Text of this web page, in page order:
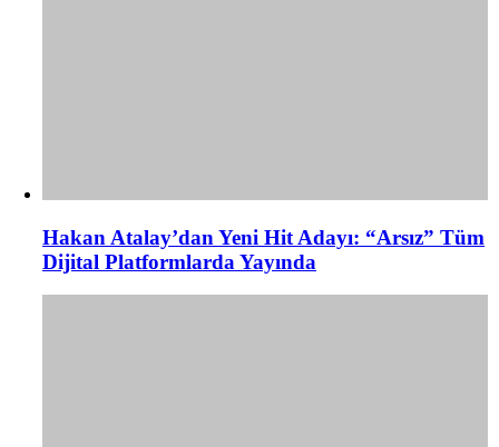
Hakan Atalay’dan Yeni Hit Adayı: “Arsız” Tüm
Dijital Platformlarda Yayında